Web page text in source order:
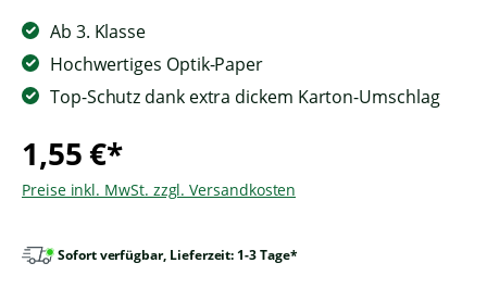
Ab 3. Klasse
Hochwertiges Optik-Paper
Top-Schutz dank extra dickem Karton-Umschlag
1,55 €*
Preise inkl. MwSt. zzgl. Versandkosten
Sofort verfügbar, Lieferzeit: 1-3 Tage*